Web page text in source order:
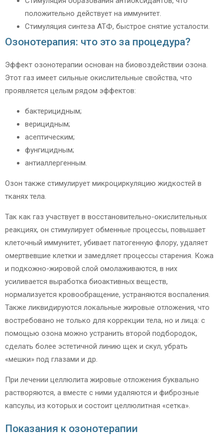
положительно действует на иммунитет.
Стимуляция синтеза АТФ, быстрое снятие усталости.
Озонотерапия: что это за процедура?
Эффект озонотерапии основан на биовоздействии озона.
Этот газ имеет сильные окислительные свойства, что
проявляется целым рядом эффектов:
бактерицидным;
верицидным;
асептическим;
фунгицидным;
антиаллергенным.
Озон также стимулирует микроциркуляцию жидкостей в
тканях тела.
Так как газ участвует в восстановительно-окислительных
реакциях, он стимулирует обменные процессы, повышает
клеточный иммунитет, убивает патогенную флору, удаляет
омертвевшие клетки и замедляет процессы старения. Кожа
и подкожно-жировой слой омолаживаются, в них
усиливается выработка биоактивных веществ,
нормализуется кровообращение, устраняются воспаления.
Также ликвидируются локальные жировые отложения, что
востребовано не только для коррекции тела, но и лица: с
помощью озона можно устранить второй подбородок,
сделать более эстетичной линию щек и скул, убрать
«мешки» под глазами и др.
При лечении целлюлита жировые отложения буквально
растворяются, а вместе с ними удаляются и фиброзные
капсулы, из которых и состоит целлюлитная «сетка».
Показания к озонотерапии